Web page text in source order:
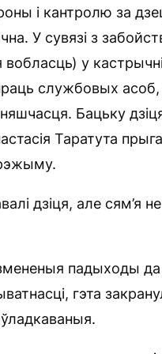
і кантролю за
У сувязі з
вобласць) у
службовых асоб,
Бацьку
Таратута
дзіця, але сям’я
падыходы да
гэта